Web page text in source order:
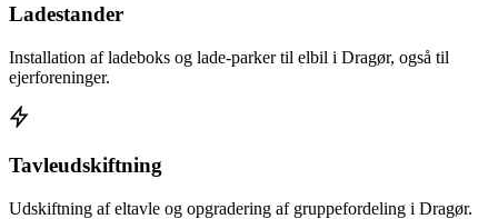
Ladestander
Installation af ladeboks og lade-parker til elbil i Dragør, også til
ejerforeninger.
Tavleudskiftning
Udskiftning af eltavle og opgradering af gruppefordeling i Dragør.